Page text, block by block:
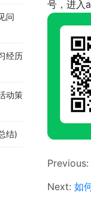
号，进入
Previous:
Next: 如
问
经历
动策
结)